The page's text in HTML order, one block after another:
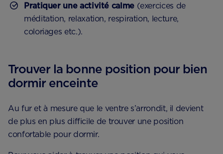
Pratiquer une activité calme(exercices de
méditation, relaxation, respiration, lecture,
coloriages etc.).
Trouver la bonne position pour bien
dormir enceinte
Au fur et à mesure que le ventre s’arrondit, il devient
de plus en plus difficile de trouver une position
confortable pour dormir.